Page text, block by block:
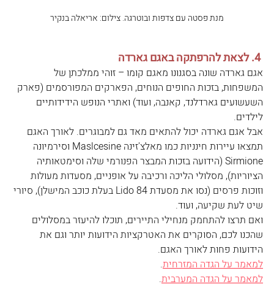
מנת פסטה עם צדפות ובוטרגה. צילום: אריאלה בנקיר
4. לצאת להרפתקה באגם גארדה
אגם גארדה שונה בסגנונו מאגם קומו – זוהי ממלכתן של
המשפחות, בזכות החופים הנוחים, הפארקים המפורסמים (פארק
השעשועים גארדלנד, קאנבה, ועוד) ואתרי הנופש הידידותיים
לילדים.
אבל אגם גארדה יכול להתאים מאד גם למבוגרים. לאורך האגם
תמצאו עיירות חינניות כמו מאלצ'זינה Maslcesine וסירמיונה
Sirmione (הידועה בזכות המבצר הפנורמי שלה וסימטאותיה
הציוריות), מסלולי הליכה ורכיבה על אופניים, מסעדות מעולות
וזוכות פרסים (נסו את מסעדת Lido 84 בעלת כוכב המישלן), סיורי
שיט לעת שקיעה, ועוד.
ואם תרצו להתחמק מנחילי התיירים, תוכלו להיעזר במסלולים
שהכנו לכם, הסוקרים את האטרקציות הידועות יותר וגם את
הידועות פחות לאורך האגם.
למאמר על הגדה המזרחית.
למאמר על הגדה המערבית.